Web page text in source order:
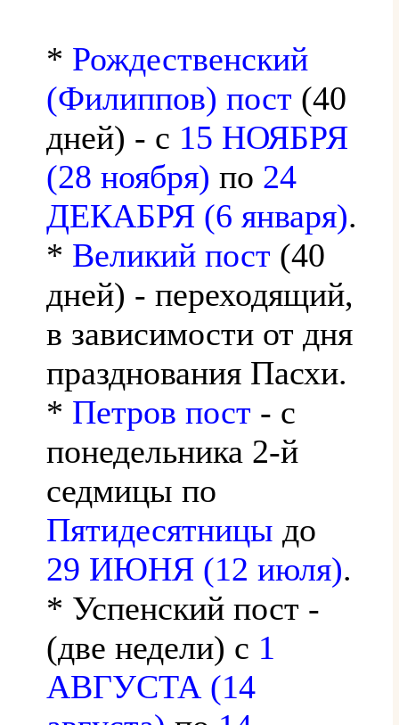
* Рождественский
(Филиппов) пост (40
дней) - с 15 НОЯБРЯ
(28 ноября) по 24
ДЕКАБРЯ (6 января).
* Великий пост (40
дней) - переходящий,
в зависимости от дня
празднования Пасхи.
* Петров пост - с
понедельника 2-й
седмицы по
Пятидесятницы до
29 ИЮНЯ (12 июля).
* Успенский пост -
(две недели) с 1
АВГУСТА (14